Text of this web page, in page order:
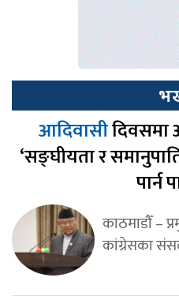
आदिवासीदिवसमा
‘सङ्घीयता र
पार्न
काठमाडौँ –
कांग्रेसका